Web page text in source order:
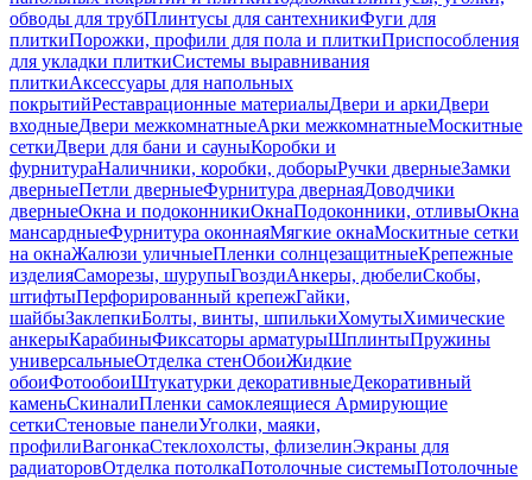
обводы для трубПлинтусы для сантехникиФуги для
плиткиПорожки, профили для пола и плиткиПриспособления
для укладки плиткиСистемы выравнивания
плиткиАксессуары для напольных
покрытийРеставрационные материалыДвери и аркиДвери
входныеДвери межкомнатныеАрки межкомнатныеМоскитные
сеткиДвери для бани и сауныКоробки и
фурнитураНаличники, коробки, доборыРучки дверныеЗамки
дверныеПетли дверныеФурнитура двернаяДоводчики
дверныеОкна и подоконникиОкнаПодоконники, отливыОкна
мансардныеФурнитура оконнаяМягкие окнаМоскитные сетки
на окнаЖалюзи уличныеПленки солнцезащитныеКрепежные
изделияСаморезы, шурупыГвоздиАнкеры, дюбелиСкобы,
штифтыПерфорированный крепежГайки,
шайбыЗаклепкиБолты, винты, шпилькиХомутыХимические
анкерыКарабиныФиксаторы арматурыШплинтыПружины
универсальныеОтделка стенОбоиЖидкие
обоиФотообоиШтукатурки декоративныеДекоративный
каменьСкиналиПленки самоклеящиеся Армирующие
сеткиСтеновые панелиУголки, маяки,
профилиВагонкаСтеклохолсты, флизелинЭкраны для
радиаторовОтделка потолкаПотолочные системыПотолочные